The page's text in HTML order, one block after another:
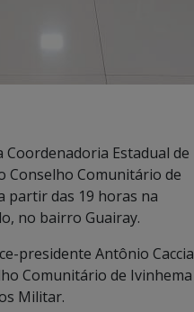
Coordenadoria Estadual de
Conselho Comunitário de
partir das 19 horas na
no bairro Guairay.
presidente Antônio Caccia
Comunitário de Ivinhema
Militar.